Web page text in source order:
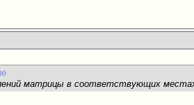
матрицы в соответствующих